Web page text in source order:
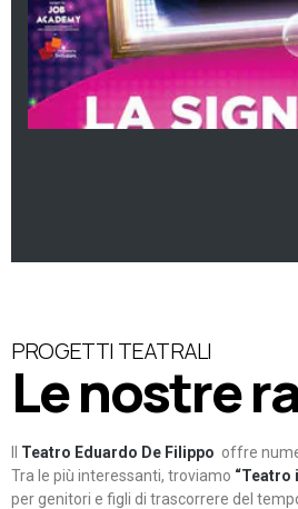
PROGETTI TEATRALI
Le nostre
Teatro Eduardo De Filippo offre
Tra le più interessanti, troviamo “Teatro
per genitori e figli di trascorrere del